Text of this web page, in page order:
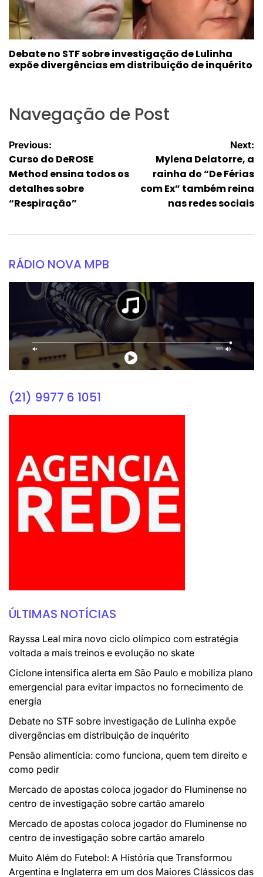
Debate no STF sobre investigação de Lulinha
expõe divergências em distribuição de inquérito
Navegação de Post
Previous:
Curso do DeROSE
Method ensina todos os
detalhes sobre
“Respiração”
Next:
Mylena Delatorre, a
rainha do “De Férias
com Ex” também reina
nas redes sociais
RÁDIO NOVA MPB
(21) 9977 6 1051
ÚLTIMAS NOTÍCIAS
Rayssa Leal mira novo ciclo olímpico com estratégia
voltada a mais treinos e evolução no skate
Ciclone intensifica alerta em São Paulo e mobiliza plano
emergencial para evitar impactos no fornecimento de
energia
Debate no STF sobre investigação de Lulinha expõe
divergências em distribuição de inquérito
Pensão alimentícia: como funciona, quem tem direito e
como pedir
Mercado de apostas coloca jogador do Fluminense no
centro de investigação sobre cartão amarelo
Mercado de apostas coloca jogador do Fluminense no
centro de investigação sobre cartão amarelo
Muito Além do Futebol: A História que Transformou
Argentina e Inglaterra em um dos Maiores Clássicos das